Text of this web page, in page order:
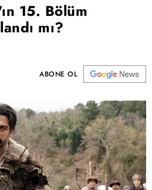
15. Bölüm
mı?
ABONE OL